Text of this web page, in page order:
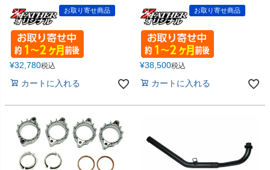
お取り寄せ商品
¥32,780税込
カートに入れる
お取り寄せ商品
¥38,500税込
カートに入れる